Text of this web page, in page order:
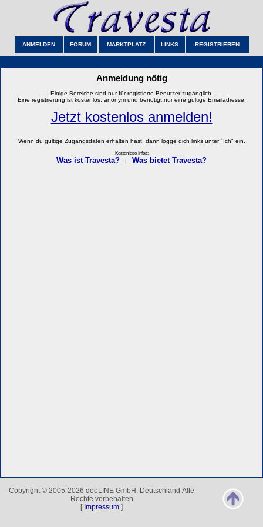
ANMELDEN FORUM MARKTPLATZ LINKS REGISTRIEREN
Anmeldung nötig
Einige Bereiche sind nur für registierte Benutzer zugänglich.
Eine registrierung ist kostenlos, anonym und benötigt nur eine gültige Emailadresse.
Jetzt kostenlos anmelden!
Wenn du gültige Zugangsdaten erhalten hast, dann logge dich links unter "Ich" ein.
Kostenlose Infos:
Was ist Travesta? Was bietet Travesta?
Copyright © 2005-2026 deeLINE GmbH, Deutschland.Alle
Rechte vorbehalten
[ Impressum ]